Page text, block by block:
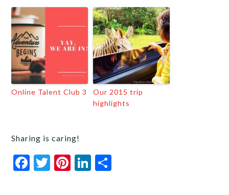
Online Talent Club 3
Our 2015 trip
highlights
Sharing is caring!
Facebook
Twitter
Pinterest
LinkedIn